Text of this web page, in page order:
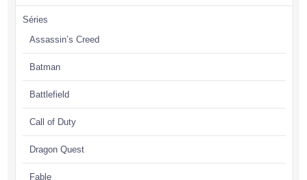
Séries
Assassin’s Creed
Batman
Battlefield
Call of Duty
Dragon Quest
Fable